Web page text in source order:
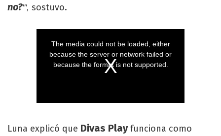
no?'", sostuvo.
Luna explicó que Divas Playfunciona como